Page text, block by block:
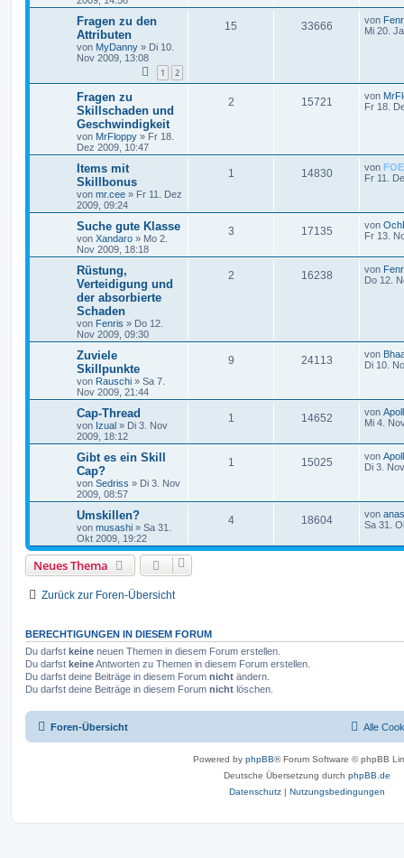
Fragen zu den
Attributen
von MyDanny » Di 10.
Nov 2009, 13:08
1 2
15 33666 von
Mi 20.
Fragen zu
Skillschaden und
Geschwindigkeit
von MrFloppy » Fr 18.
Dez 2009, 10:47
2 15721 von
Fr 18.
Items mit
Skillbonus
von mr.cee » Fr 11. Dez
2009, 09:24
1 14830 von FOE
Fr 11.
Suche gute Klasse
von Xandaro » Mo 2.
Nov 2009, 18:18
3 17135 von
Fr 13.
Rüstung,
Verteidigung und
der absorbierte
Schaden
von Fenris » Do 12.
Nov 2009, 09:30
2 16238 von
Do 12.
Zuviele
Skillpunkte
von Rauschi » Sa 7.
Nov 2009, 21:44
9 24113 von
Di 10.
Cap-Thread
von Izual » Di 3. Nov
2009, 18:12
1 14652 von
Mi 4.
Gibt es ein Skill
Cap?
von Sedriss » Di 3. Nov
2009, 08:57
1 15025 von
Di 3.
Umskillen?
von musashi » Sa 31.
Okt 2009, 19:22
4 18604 von
Sa 31.
Neues Thema
Zurück zur Foren-Übersicht
BERECHTIGUNGEN IN DIESEM FORUM
Du darfst keine neuen Themen in diesem Forum erstellen.
Du darfst keineAntworten zu Themen in diesem Forum erstellen.
Du darfst deine Beiträge in diesem Forum nicht ändern.
Du darfst deine Beiträge in diesem Forum nicht löschen.
Foren-Übersicht Alle
Powered by phpBB® Forum Software © phpBB
Deutsche Übersetzung durch phpBB.de
Datenschutz | Nutzungsbedingungen